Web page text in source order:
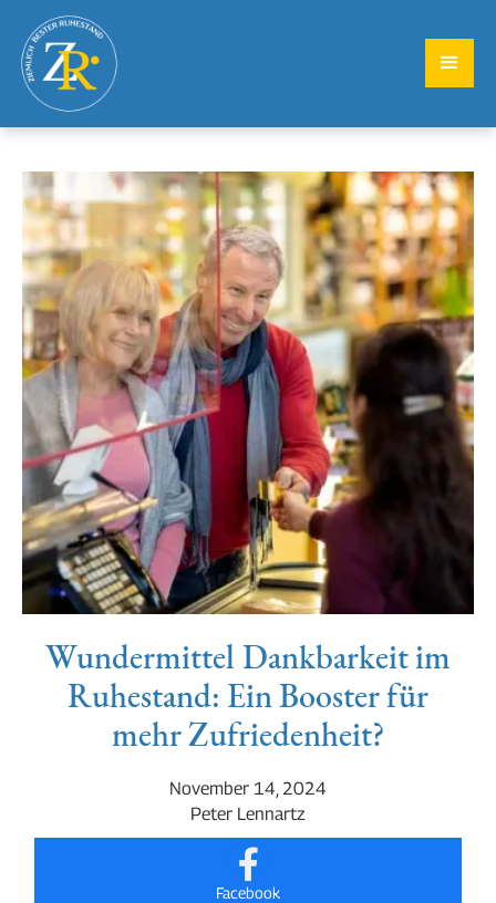
Wundermittel Dankbarkeit im
Ruhestand: Ein Booster für
mehr Zufriedenheit?
November 14, 2024
Peter Lennartz
Facebook